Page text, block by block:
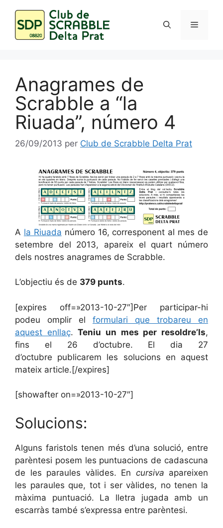
contingut
Menú
Anagrames de
Scrabble a “la
Riuada”, número 4
26/09/2013 per Club de Scrabble Delta Prat
A la Riuada número 16, corresponent al mes de
setembre del 2013, apareix el quart número
dels nostres anagrames de Scrabble.
L’objectiu és de 379 punts.
[expires off=»2013-10-27″]Per participar-hi
podeu omplir el formulari que trobareu en
aquest enllaç.Teniu un mes per resoldre’ls,
fins el 26 d’octubre. El dia 27
d’octubre publicarem les solucions en aquest
mateix article.[/expires]
[showafter on=»2013-10-27″]
Solucions:
Alguns faristols tenen més d’una solució, entre
parèntesi posem les puntuacions de cadascuna
de les paraules vàlides. En cursiva apareixen
les paraules que, tot i ser vàlides, no tenen la
màxima puntuació. La lletra jugada amb un
escarràs també s’expressa entre parèntesi.